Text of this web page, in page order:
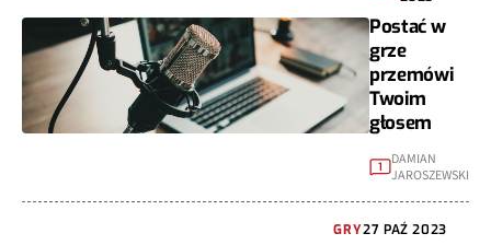
Postać w
grze
przemówi
Twoim
głosem
1
DAMIAN
JAROSZEWSKI
GRY27 PAŹ 2023